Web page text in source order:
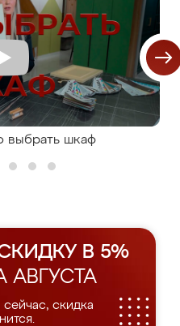
выбрать шкаф
В 5%
АВГУСТА
сейчас, скидка